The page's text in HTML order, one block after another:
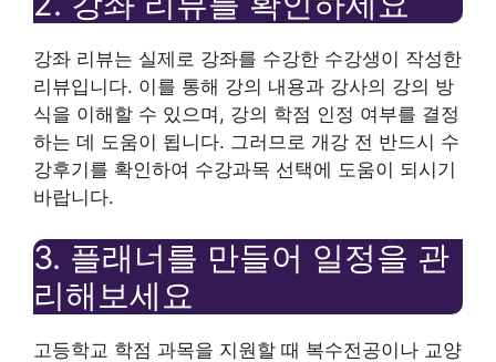
강좌 리뷰는 실제로 강좌를 수강한 수강생이 작성한
리뷰입니다. 이를 통해 강의 내용과 강사의 강의 방
식을 이해할 수 있으며, 강의 학점 인정 여부를 결정
하는 데 도움이 됩니다. 그러므로 개강 전 반드시 수
강후기를 확인하여 수강과목 선택에 도움이 되시기
바랍니다.
3. 플래너를 만들어 일정을 관
리해보세요
고등학교 학점 과목을 지원할 때 복수전공이나 교양